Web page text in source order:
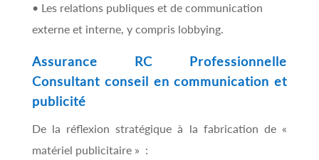
• Les relations publiques et de communication
externe et interne, y compris lobbying.
Assurance RC Professionnelle
Consultant conseil en communication et
publicité
De la réflexion stratégique à la fabrication de «
matériel publicitaire » :